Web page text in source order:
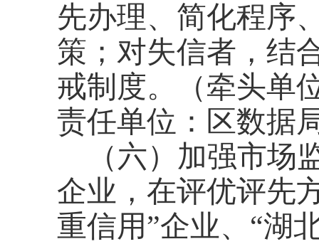
先办理、简化程序
策；对失信者，结
戒制度。（牵头单
责任单位：区数据
（六）加强市
企业，在评优评先
重信用”企业、“湖